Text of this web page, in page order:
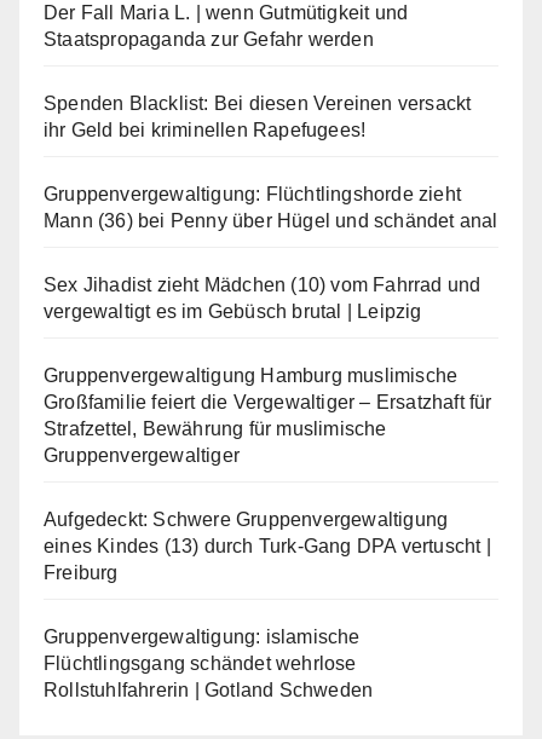
Der Fall Maria L. | wenn Gutmütigkeit und
Staatspropaganda zur Gefahr werden
Spenden Blacklist: Bei diesen Vereinen versackt
ihr Geld bei kriminellen Rapefugees!
Gruppenvergewaltigung: Flüchtlingshorde zieht
Mann (36) bei Penny über Hügel und schändet anal
Sex Jihadist zieht Mädchen (10) vom Fahrrad und
vergewaltigt es im Gebüsch brutal | Leipzig
Gruppenvergewaltigung Hamburg muslimische
Großfamilie feiert die Vergewaltiger – Ersatzhaft für
Strafzettel, Bewährung für muslimische
Gruppenvergewaltiger
Aufgedeckt: Schwere Gruppenvergewaltigung
eines Kindes (13) durch Turk-Gang DPA vertuscht |
Freiburg
Gruppenvergewaltigung: islamische
Flüchtlingsgang schändet wehrlose
Rollstuhlfahrerin | Gotland Schweden